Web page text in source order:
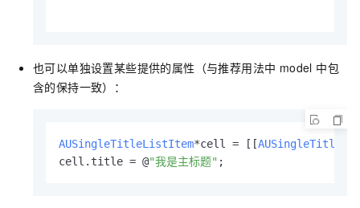
也可以单独设置某些提供的属性（与推荐用法中 model 中包
含的保持一致）：
AUSingleTitleListItem*cell = [[
cell.title = @"我是主标题" ;